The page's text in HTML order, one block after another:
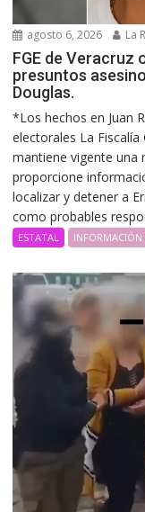
agosto 6, 2026 La
FGE de Veracruz
presuntos
Douglas.
*Los hechos en Juan
electorales La Fiscalía
mantiene vigente una
proporcione
localizar y detener a
como probables
ESTATAL INFORMACIÓN